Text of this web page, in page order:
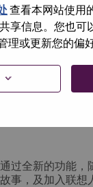
查看本网站使用
享信息。您也
理或更新您的偏
统中；你可以
人力资源团队
过全新的功能，
事，及加入联想